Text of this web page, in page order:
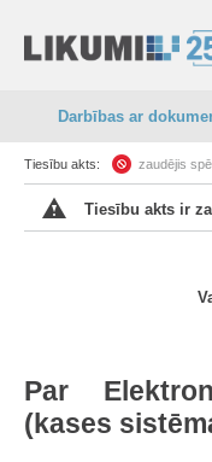
Darbības ar
Tiesību akts: zaudējis
Tiesību akts ir
Par
(kases